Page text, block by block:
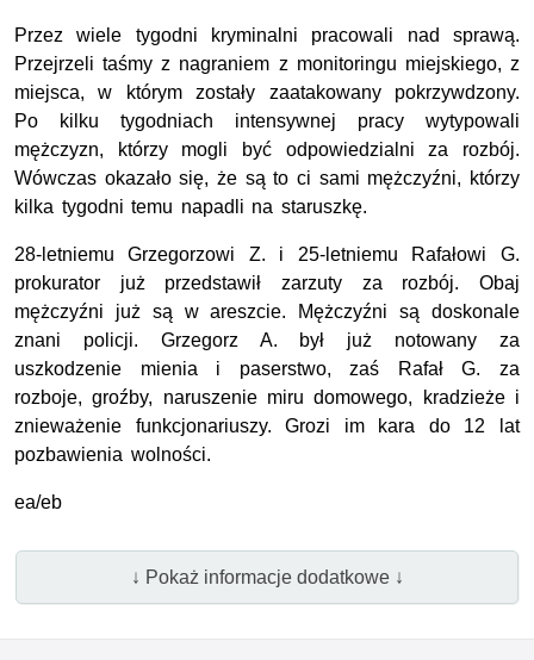
Przez wiele tygodni kryminalni pracowali nad sprawą.
Przejrzeli taśmy z nagraniem z monitoringu miejskiego, z
miejsca, w którym zostały zaatakowany pokrzywdzony.
Po kilku tygodniach intensywnej pracy wytypowali
mężczyzn, którzy mogli być odpowiedzialni za rozbój.
Wówczas okazało się, że są to ci sami mężczyźni, którzy
kilka tygodni temu napadli na staruszkę.
28-letniemu Grzegorzowi Z. i 25-letniemu Rafałowi G.
prokurator już przedstawił zarzuty za rozbój. Obaj
mężczyźni już są w areszcie. Mężczyźni są doskonale
znani policji. Grzegorz A. był już notowany za
uszkodzenie mienia i paserstwo, zaś Rafał G. za
rozboje, groźby, naruszenie miru domowego, kradzieże i
znieważenie funkcjonariuszy. Grozi im kara do 12 lat
pozbawienia wolności.
ea/eb
↓ Pokaż informacje dodatkowe ↓